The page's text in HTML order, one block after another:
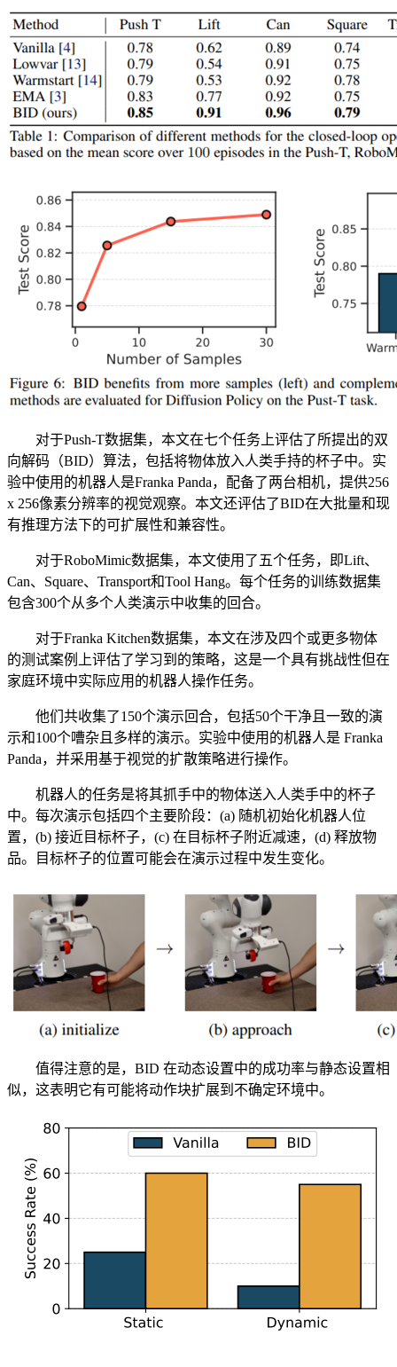
对于Push-T数据集，本文在七个任务上评估了所提出的双
向解码（BID）算法，包括将物体放入人类手持的杯子中。实
验中使用的机器人是Franka Panda，配备了两台相机，提供256
x 256像素分辨率的视觉观察。本文还评估了BID在大批量和现
有推理方法下的可扩展性和兼容性。
对于RoboMimic数据集，本文使用了五个任务，即Lift、
Can、Square、Transport和Tool Hang。每个任务的训练数据集
包含300个从多个人类演示中收集的回合。
对于Franka Kitchen数据集，本文在涉及四个或更多物体
的测试案例上评估了学习到的策略，这是一个具有挑战性但在
家庭环境中实际应用的机器人操作任务。
他们共收集了150个演示回合，包括50个干净且一致的演
示和100个嘈杂且多样的演示。实验中使用的机器人是 Franka
Panda，并采用基于视觉的扩散策略进行操作。
机器人的任务是将其抓手中的物体送入人类手中的杯子
中。每次演示包括四个主要阶段：(a) 随机初始化机器人位
置，(b) 接近目标杯子，(c) 在目标杯子附近减速，(d) 释放物
品。目标杯子的位置可能会在演示过程中发生变化。
值得注意的是，BID 在动态设置中的成功率与静态设置相
似，这表明它有可能将动作块扩展到不确定环境中。